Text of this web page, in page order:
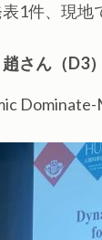
1件、現地
さん（D3）